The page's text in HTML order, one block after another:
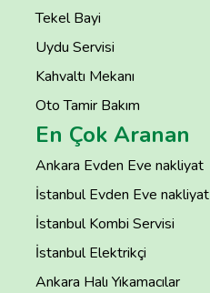
Tekel Bayi
Uydu Servisi
Kahvaltı Mekanı
Oto Tamir Bakım
En Çok Aranan
Ankara Evden Eve nakliyat
İstanbul Evden Eve nakliyat
İstanbul Kombi Servisi
İstanbul Elektrikçi
Ankara Halı Yıkamacılar